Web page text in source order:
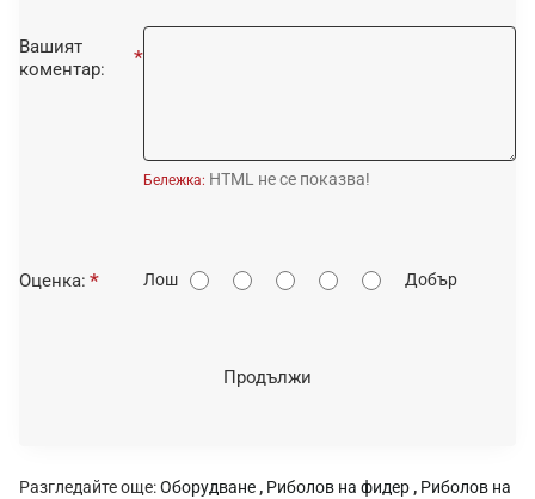
Вашият
коментар:
Бележка: HTML не се показва!
О
Оценка: Лош Добър
Продължи
Разгледайте още:Оборудване , Риболов на фидер , Риболов на